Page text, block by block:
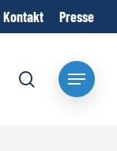
Kontakt Presse
Menu
search